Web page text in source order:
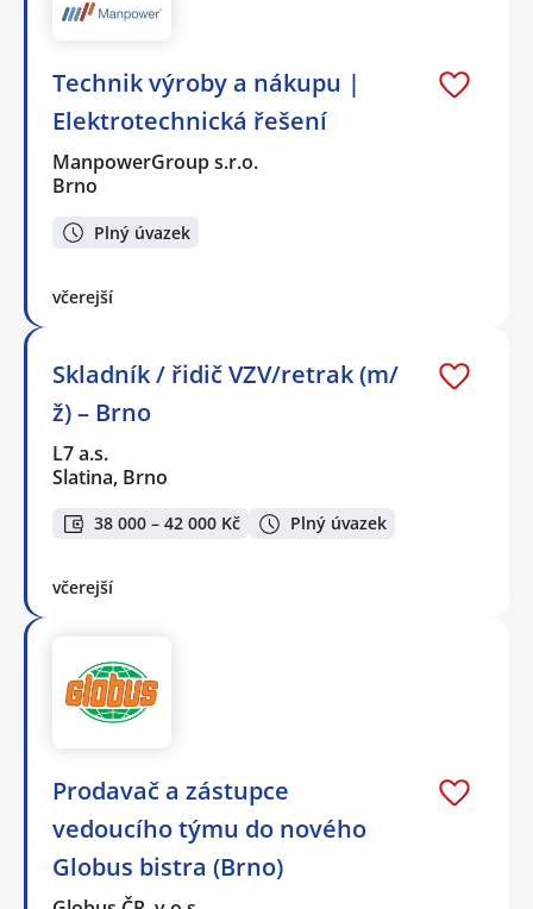
Technik výroby a nákupu |
Elektrotechnická řešení
ManpowerGroup s.r.o.
Brno
Plný úvazek
včerejší
Skladník / řidič VZV/retrak (m/
ž) – Brno
L7 a.s.
Slatina, Brno
38 000 – 42 000 Kč Plný úvazek
včerejší
Prodavač a zástupce
vedoucího týmu do nového
Globus bistra (Brno)